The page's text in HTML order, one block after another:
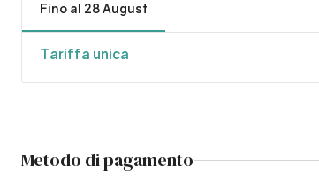
Fino al 28 August
Tariffa unica
Metodo di pagamento